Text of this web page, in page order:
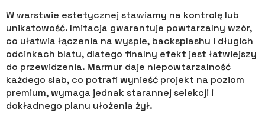
W warstwie estetycznej stawiamy na kontrolę lub
unikatowość. Imitacja gwarantuje powtarzalny wzór,
co ułatwia łączenia na wyspie, backsplashu i długich
odcinkach blatu, dlatego finalny efekt jest łatwiejszy
do przewidzenia. Marmur daje niepowtarzalność
każdego slab, co potrafi wynieść projekt na poziom
premium, wymaga jednak starannej selekcji i
dokładnego planu ułożenia żył.